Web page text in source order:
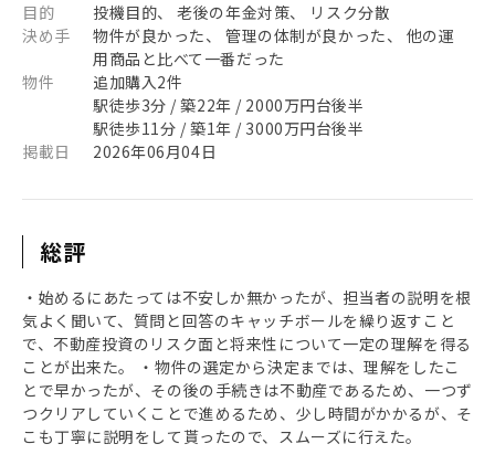
目的
投機目的、 老後の年金対策、 リスク分散
決め手
物件が良かった、 管理の体制が良かった、 他の運
用商品と比べて一番だった
物件
追加購入2件
駅徒歩3分 / 築22年 / 2000万円台後半
駅徒歩11分 / 築1年 / 3000万円台後半
掲載日
2026年06月04日
総評
・始めるにあたっては不安しか無かったが、担当者の説明を根
気よく聞いて、質問と回答のキャッチボールを繰り返すこと
で、不動産投資のリスク面と将来性について一定の理解を得る
ことが出来た。 ・物件の選定から決定までは、理解をしたこ
とで早かったが、その後の手続きは不動産であるため、一つず
つクリアしていくことで進めるため、少し時間がかかるが、そ
こも丁寧に説明をして貰ったので、スムーズに行えた。